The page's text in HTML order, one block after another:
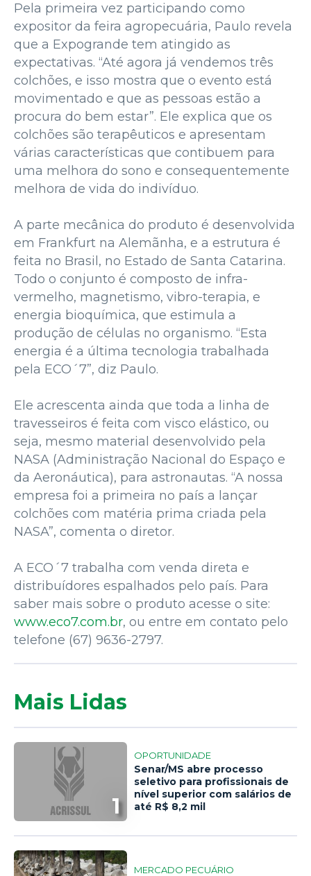
Pela primeira vez participando como
expositor da feira agropecuária, Paulo revela
que a Expogrande tem atingido as
expectativas. “Até agora já vendemos três
colchões, e isso mostra que o evento está
movimentado e que as pessoas estão a
procura do bem estar”. Ele explica que os
colchões são terapêuticos e apresentam
várias características que contibuem para
uma melhora do sono e consequentemente
melhora de vida do indivíduo.
A parte mecânica do produto é desenvolvida
em Frankfurt na Alemãnha, e a estrutura é
feita no Brasil, no Estado de Santa Catarina.
Todo o conjunto é composto de infra-
vermelho, magnetismo, vibro-terapia, e
energia bioquímica, que estimula a
produção de células no organismo. “Esta
energia é a última tecnologia trabalhada
pela ECO´7”, diz Paulo.
Ele acrescenta ainda que toda a linha de
travesseiros é feita com visco elástico, ou
seja, mesmo material desenvolvido pela
NASA (Administração Nacional do Espaço e
da Aeronáutica), para astronautas. “A nossa
empresa foi a primeira no país a lançar
colchões com matéria prima criada pela
NASA”, comenta o diretor.
A ECO´7 trabalha com venda direta e
distribuídores espalhados pelo país. Para
saber mais sobre o produto acesse o site:
www.eco7.com.br, ou entre em contato pelo
telefone (67) 9636-2797.
Mais Lidas
1
OPORTUNIDADE
Senar/MS abre processo
seletivo para profissionais de
nível superior com salários de
até R$ 8,2 mil
MERCADO PECUÁRIO